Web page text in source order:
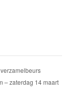
– zaterdag 14 maart